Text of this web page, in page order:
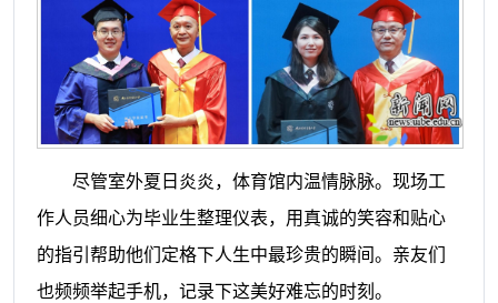
尽管室外夏日炎炎，体育馆内温情脉脉。现场工
作人员细心为毕业生整理仪表，用真诚的笑容和贴心
的指引帮助他们定格下人生中最珍贵的瞬间。亲友们
也频频举起手机，记录下这美好难忘的时刻。